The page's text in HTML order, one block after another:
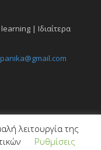
| Ιδιαίτερα
λειτουργία της
Ρυθμίσεις